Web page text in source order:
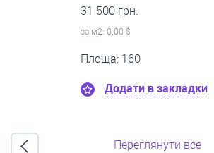
21 500 грн.
за м2: 0.00 $
Поверх:8
Переглянути все